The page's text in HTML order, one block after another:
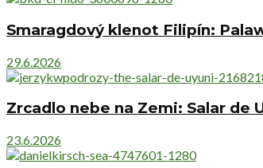
Smaragdový klenot Filipín:
29.6.2026
Zrcadlo nebe na Zemi: Salar de
23.6.2026